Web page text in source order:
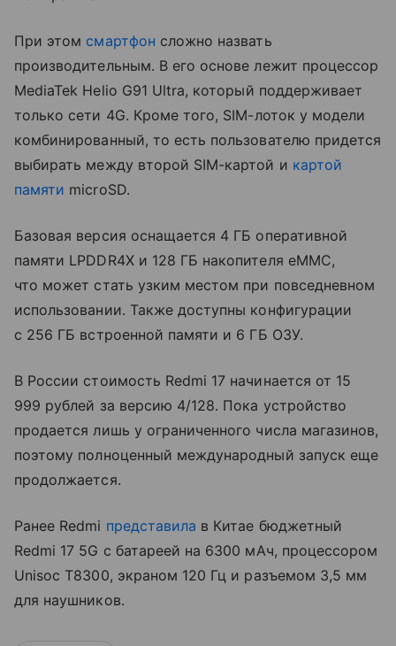
При этом смартфон сложно назвать
производительным. В его основе лежит процессор
MediaTek Helio G91 Ultra, который поддерживает
только сети 4G. Кроме того, SIM-лоток у модели
комбинированный, то есть пользователю придется
выбирать между второй SIM-картой и картой
памяти microSD.
Базовая версия оснащается 4 ГБ оперативной
памяти LPDDR4X и 128 ГБ накопителя eMMC,
что может стать узким местом при повседневном
использовании. Также доступны конфигурации
с 256 ГБ встроенной памяти и 6 ГБ ОЗУ.
В России стоимость Redmi 17 начинается от 15
999 рублей за версию 4/128. Пока устройство
продается лишь у ограниченного числа магазинов,
поэтому полноценный международный запуск еще
продолжается.
Ранее Redmi представила в Китае бюджетный
Redmi 17 5G с батареей на 6300 мАч, процессором
Unisoc T8300, экраном 120 Гц и разъемом 3,5 мм
для наушников.